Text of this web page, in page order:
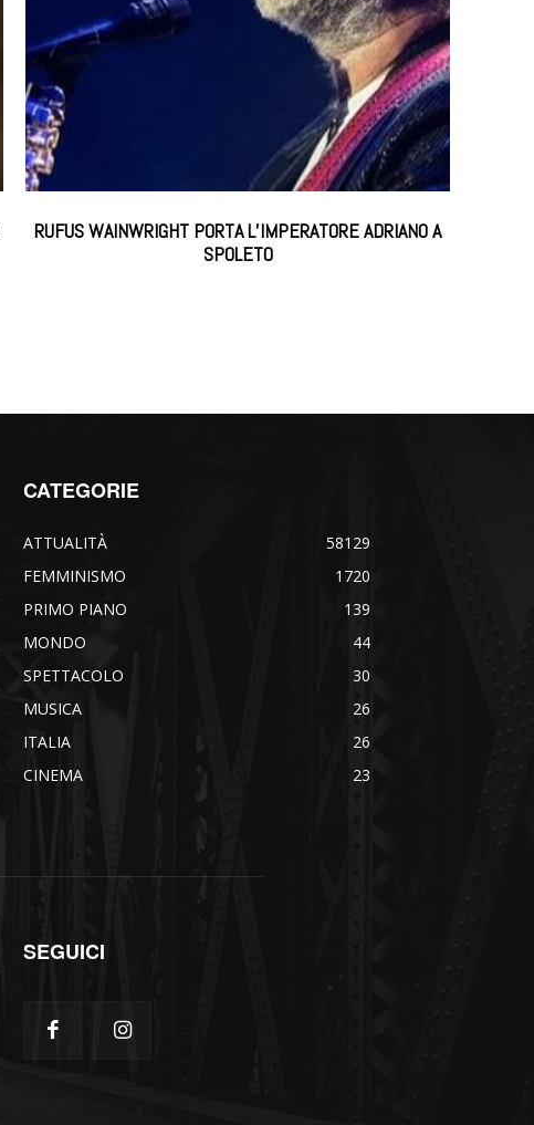
RUFUS WAINWRIGHT PORTA L’IMPERATORE ADRIANO A
SPOLETO
CATEGORIE
ATTUALITÀ
58129
FEMMINISMO
1720
PRIMO PIANO
139
MONDO
44
SPETTACOLO
30
MUSICA
26
ITALIA
26
CINEMA
23
SEGUICI